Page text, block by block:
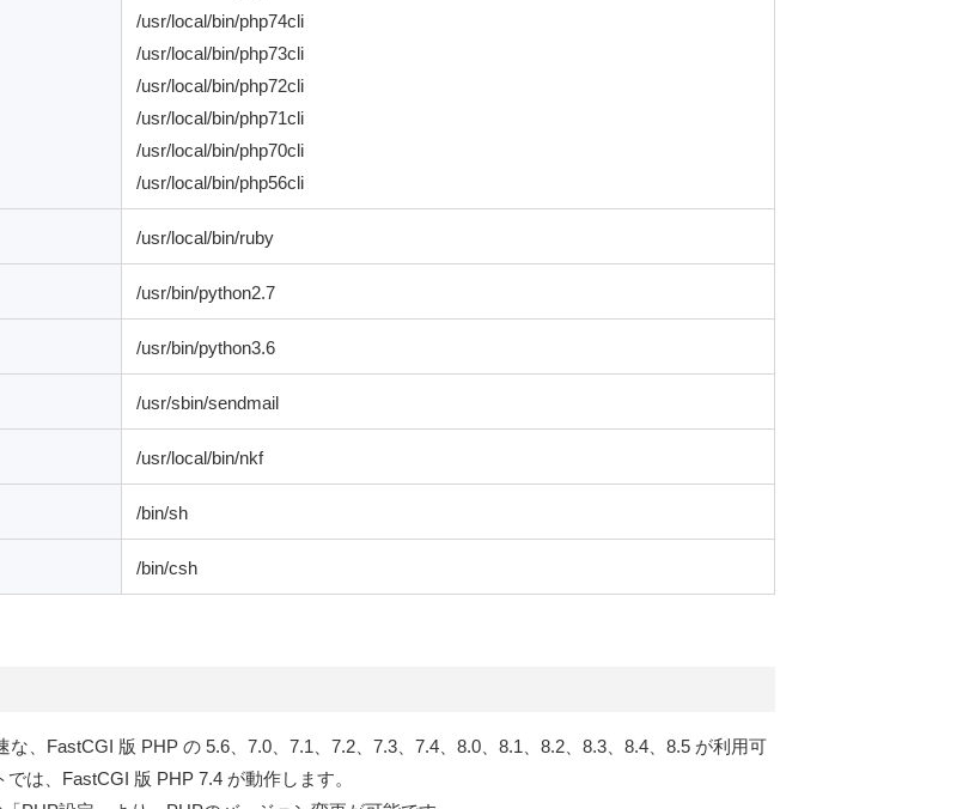
/usr/local/bin/php74cli
/usr/local/bin/php73cli
/usr/local/bin/php72cli
/usr/local/bin/php71cli
/usr/local/bin/php70cli
/usr/local/bin/php56cli
/usr/local/bin/ruby
/usr/bin/python2.7
/usr/bin/python3.6
/usr/sbin/sendmail
/usr/local/bin/nkf
/bin/sh
/bin/csh
な、FastCGI 版 PHP の 5.6、7.0、7.1、7.2、7.3、7.4、8.0、8.1、8.2、8.3、8.4、8.5 が利用可
は、FastCGI 版 PHP 7.4 が動作します。